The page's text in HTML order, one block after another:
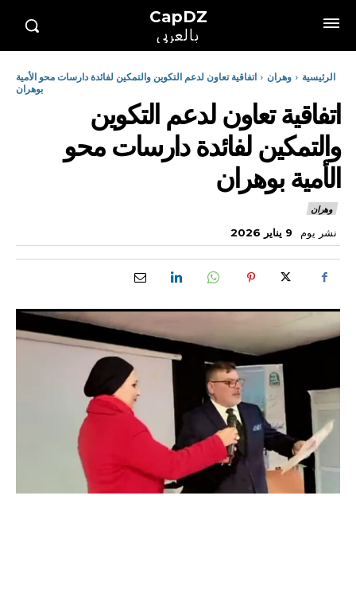
CapDZ
بالعربي
الرئيسية وهران
اتفاقية تعاون لدعم التكوين والتمكين لفائدة دارسات محو الأمية
بوهران
اتفاقية تعاون لدعم التكوين
والتمكين لفائدة دارسات محو
الأمية بوهران
وهران
نشر يوم 9 يناير 2026